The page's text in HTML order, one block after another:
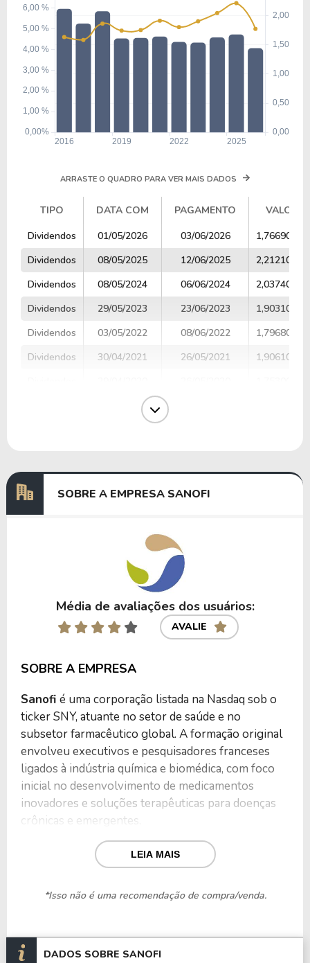
ARRASTE O QUADRO PARA VER MAIS DADOS
TIPO DATA COM PAGAMENTO
VALOR
TIPO
DATA COM PAGAMENTO VALOR
Dividendos 01/05/2026 03/06/2026
1,76690000
Dividendos
08/05/2025 12/06/2025
2,21210000
Dividendos
08/05/2024 06/06/2024
2,03740000
Dividendos
29/05/2023 23/06/2023
1,90310000
Dividendos
03/05/2022 08/06/2022
1,79680000
Dividendos
30/04/2021 26/05/2021
1,90610000
06/05/2019
SOBRE A EMPRESA SANOFI
Média de avaliações dos usuários:
AVALIE
SOBRE A EMPRESA
Sanofi é uma corporação listada na Nasdaq sob o
ticker SNY, atuante no setor de saúde e no
subsetor farmacêutico global. A formação original
envolveu executivos e pesquisadores franceses
ligados à indústria química e biomédica, com foco
inicial no desenvolvimento de medicamentos
inovadores e soluções terapêuticas para doenças
crônicas e emergentes.
O portfólio inclui produtos farmacêuticos de
prescrição, vacinas, terapias especializadas,
medicamentos para doenças raras, imunologia,
oncologia, diabetes e doenças cardiovasculares. As
desenvolvimento de biotecnologias, produção
industrial em larga escala e distribuição
LEIA MAIS
*Isso não é uma recomendação de compra/venda.
DADOS SOBRE SANOFI